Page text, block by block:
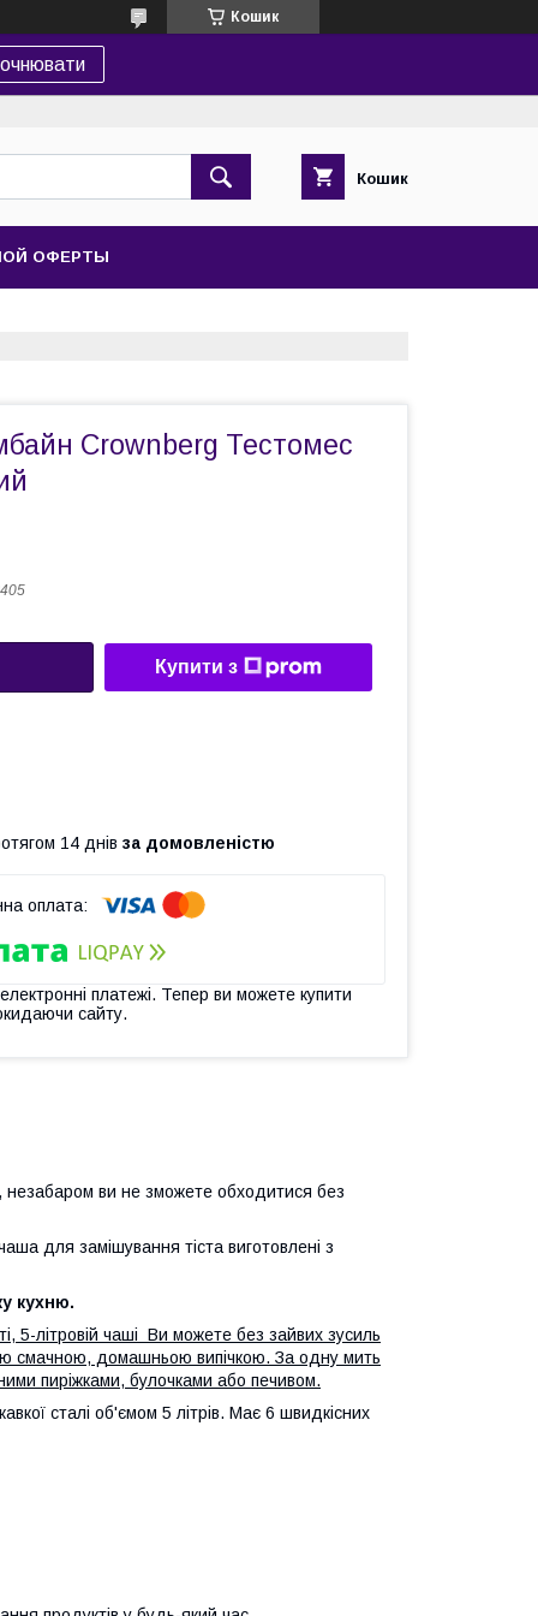
Кошик
Кошик
ОФЕРТЫ
Crownberg Тестомес
Купити з
14 днів за домовленістю
платежі. Тепер ви можете купити
сайту.
незабаром ви не зможете обходитися без
для замішування тіста виготовлені з
кухню.
5-літровій чаші Ви можете без зайвих зусиль
смачною, домашньою випічкою. За одну мить
пиріжками, булочками або печивом.
сталі об'ємом 5 літрів. Має 6 швидкісних